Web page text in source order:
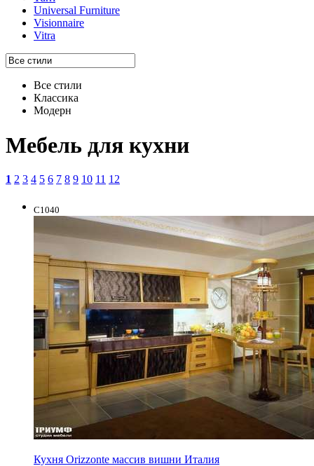
Universal Furniture
Visionnaire
Vitra
Все стили
Классика
Модерн
Мебель для кухни
1 2 3 4 5 6 7 8 9 10 11 12
C1040
Кухня Orizzonte массив вишни Италия